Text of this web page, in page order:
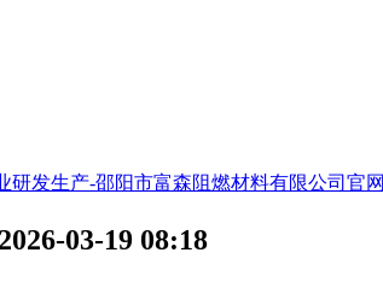
发生产-邵阳市富森阻燃材料有限公司官网
03-19 08:18